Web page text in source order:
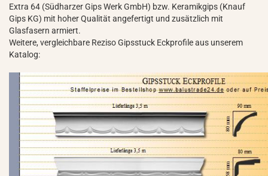
Extra 64 (Südharzer Gips Werk GmbH) bzw. Keramikgips (Knauf
Gips KG) mit hoher Qualität angefertigt und zusätzlich mit
Glasfasern armiert.
Weitere, vergleichbare Reziso Gipsstuck Eckprofile aus unserem
Katalog: